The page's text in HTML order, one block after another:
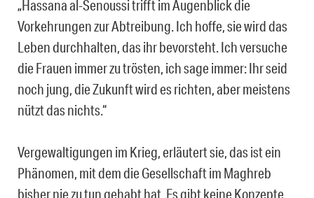
„Hassana al-Senoussi trifft im Augenblick die
Vorkehrungen zur Abtreibung. Ich hoffe, sie wird das
Leben durchhalten, das ihr bevorsteht. Ich versuche
die Frauen immer zu trösten, ich sage immer: Ihr seid
noch jung, die Zukunft wird es richten, aber meistens
nützt das nichts.“
Vergewaltigungen im Krieg, erläutert sie, das ist ein
Phänomen, mit dem die Gesellschaft im Maghreb
bisher nie zu tun gehabt hat. Es gibt keine Konzepte,